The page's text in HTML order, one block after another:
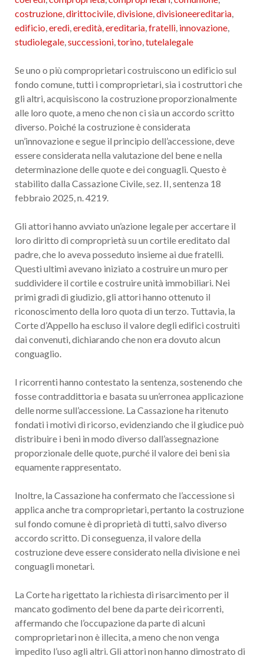
costruzione,dirittocivile,divisione,divisioneereditaria,
edificio,eredi,eredità,ereditaria,fratelli, innovazione,
studiolegale,successioni,torino,tutelalegale
Se uno o più comproprietari costruiscono un edificio sul
fondo comune, tutti i comproprietari, sia i costruttori che
gli altri, acquisiscono la costruzione proporzionalmente
alle loro quote, a meno che non ci sia un accordo scritto
diverso. Poiché la costruzione è considerata
un’innovazione e segue il principio dell’accessione, deve
essere considerata nella valutazione del bene e nella
determinazione delle quote e dei conguagli. Questo è
stabilito dalla Cassazione Civile, sez. II, sentenza 18
febbraio 2025, n. 4219.
Gli attori hanno avviato un’azione legale per accertare il
loro diritto di comproprietà su un cortile ereditato dal
padre, che lo aveva posseduto insieme ai due fratelli.
Questi ultimi avevano iniziato a costruire un muro per
suddividere il cortile e costruire unità immobiliari. Nei
primi gradi di giudizio, gli attori hanno ottenuto il
riconoscimento della loro quota di un terzo. Tuttavia, la
Corte d’Appello ha escluso il valore degli edifici costruiti
dai convenuti, dichiarando che non era dovuto alcun
conguaglio.
I ricorrenti hanno contestato la sentenza, sostenendo che
fosse contraddittoria e basata su un’erronea applicazione
delle norme sull’accessione. La Cassazione ha ritenuto
fondati i motivi di ricorso, evidenziando che il giudice può
distribuire i beni in modo diverso dall’assegnazione
proporzionale delle quote, purché il valore dei beni sia
equamente rappresentato.
Inoltre, la Cassazione ha confermato che l’accessione si
applica anche tra comproprietari, pertanto la costruzione
sul fondo comune è di proprietà di tutti, salvo diverso
accordo scritto. Di conseguenza, il valore della
costruzione deve essere considerato nella divisione e nei
conguagli monetari.
La Corte ha rigettato la richiesta di risarcimento per il
mancato godimento del bene da parte dei ricorrenti,
affermando che l’occupazione da parte di alcuni
comproprietari non è illecita, a meno che non venga
impedito l’uso agli altri. Gli attori non hanno dimostrato di